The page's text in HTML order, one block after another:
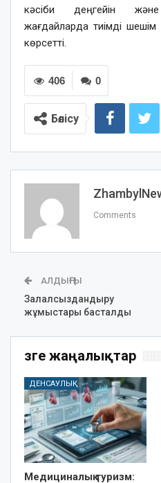
кәсіби деңгейін
жағдайларда тиімді шешім
көрсетті.
0
406
Бөлісу
Comments
АЛДЫҢҒЫ
Залалсыздандыру
жұмыстары басталды
Өзге жаңалықтар
ДЕНСАУЛЫҚ
Медициналық туризм: